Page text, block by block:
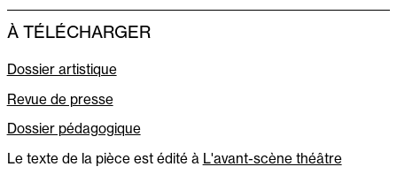
À TÉLÉCHARGER
Dossier artistique
Revue de presse
Dossier pédagogique
Le texte de la pièce est édité à L'avant-scène théâtre